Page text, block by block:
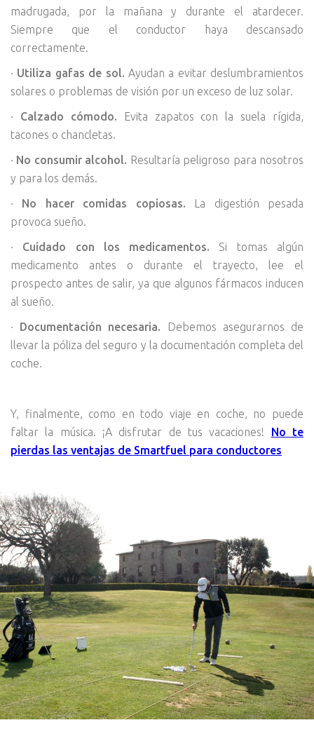
madrugada, por la mañana y durante el atardecer.
Siempre que el conductor haya descansado
correctamente.
· Utiliza gafas de sol. Ayudan a evitar deslumbramientos
solares o problemas de visión por un exceso de luz solar.
· Calzado cómodo. Evita zapatos con la suela rígida,
tacones o chancletas.
· No consumir alcohol. Resultaría peligroso para nosotros
y para los demás.
· No hacer comidas copiosas. La digestión pesada
provoca sueño.
· Cuidado con los medicamentos. Si tomas algún
medicamento antes o durante el trayecto, lee el
prospecto antes de salir, ya que algunos fármacos inducen
al sueño.
· Documentación necesaria. Debemos asegurarnos de
llevar la póliza del seguro y la documentación completa del
coche.
Y, finalmente, como en todo viaje en coche, no puede
faltar la música. ¡A disfrutar de tus vacaciones! No te
pierdas las ventajas de Smartfuel para conductores